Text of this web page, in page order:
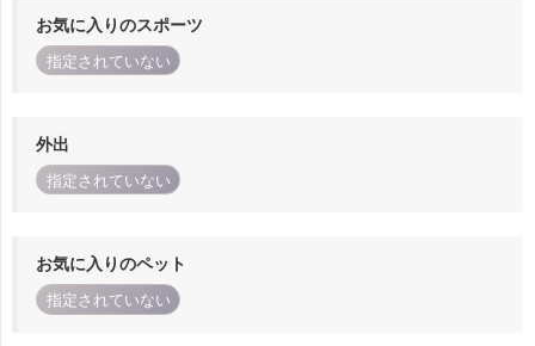
お気に入りのスポーツ
指定されていない
外出
指定されていない
お気に入りのペット
指定されていない